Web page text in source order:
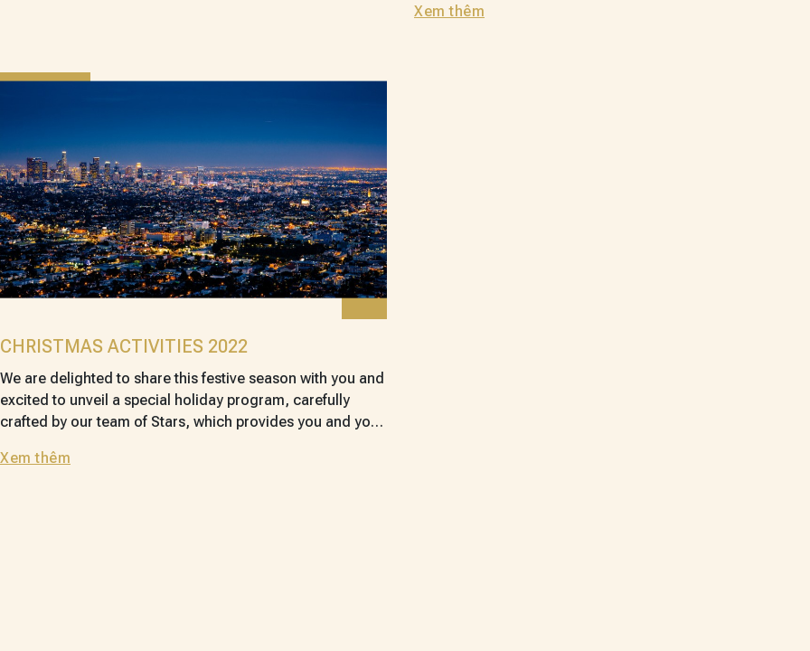
Xem thêm
CHRISTMAS ACTIVITIES 2022
We are delighted to share this festive season with you and
excited to unveil a special holiday program, carefully
crafted by our team of Stars, which provides you and your
Xem thêm